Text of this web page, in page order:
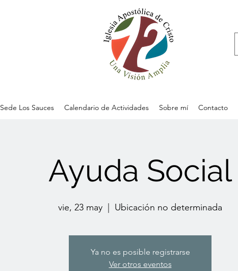
Sede Los Sauces Calendario de Actividades Sobre mí Contacto
Ayuda Social
vie, 23 may Ubicación no determinada
Ya no es posible registrarse
Ver otros eventos